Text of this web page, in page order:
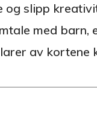
slipp
med barn,
av kortene